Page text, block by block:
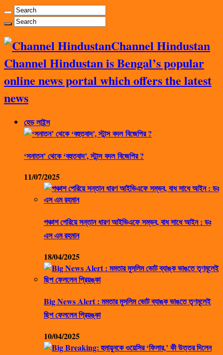
Channel Hindustan
Channel Hindustan is Bengal’s popular
online news portal which offers the latest
news
হেড লাইন্স
‘সনাতন’ থেকে ‘বহুতবাদ’, স্টান্স বদল বিজেপির ?
11/07/2025
পঞ্চাশ পেরিয়ে সন্তান ধারণ আইভিএফে সম্ভব, বাধ সাধে আইন : ডঃ
এস এম রহমান
18/04/2025
Big News Alert : মমতার মুসলিম ভোট ব্যাঙ্ক ভাঙতে তৃণমূলেই
ছিপ ফেললেন প্রিয়ঙ্কা
10/04/2025